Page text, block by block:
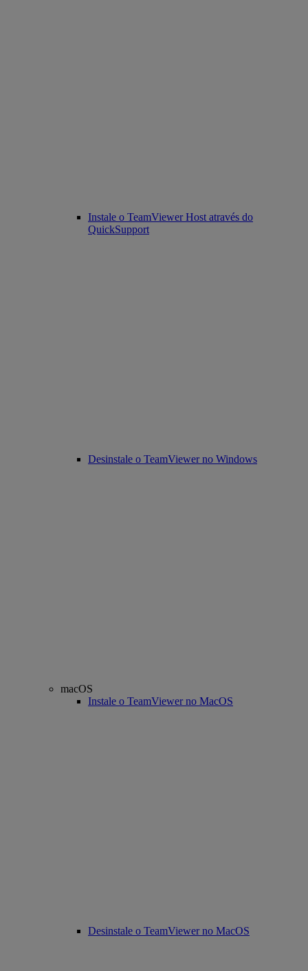
Instale o TeamViewer Host através do
QuickSupport
Desinstale o TeamViewer no Windows
macOS
Instale o TeamViewer no MacOS
Desinstale o TeamViewer no MacOS